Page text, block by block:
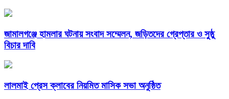
জামালগঞ্জে হামলার ঘটনায় সংবাদ সম্মেলন, জড়িতদের গ্রেপ্তার ও সুষ্ঠু
বিচার দাবি
লালমাই প্রেস ক্লাবের নিয়মিত মাসিক সভা অনুষ্ঠিত